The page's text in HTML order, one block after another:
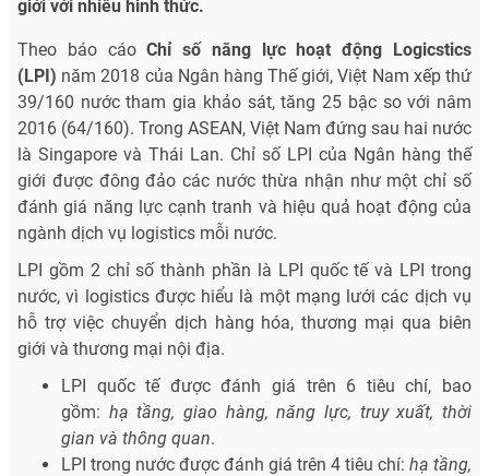
giới với nhiều hình thức.
Theo báo cáoChỉ số năng lực hoạt động Logicstics
(LPI) năm 2018 của Ngân hàng Thế giới, Việt Nam xếp thứ
39/160 nước tham gia khảo sát, tăng 25 bậc so với nâm
2016 (64/160). Trong ASEAN, Việt Nam đứng sau hai nước
là Singapore và Thái Lan. Chỉ số LPI của Ngân hàng thế
giới được đông đảo các nước thừa nhận như một chỉ số
đánh giá năng lực cạnh tranh và hiệu quả hoạt động của
ngành dịch vụ logistics mỗi nước.
LPI gồm 2 chỉ số thành phần là LPI quốc tế và LPI trong
nước, vì logistics được hiểu là một mạng lưới các dịch vụ
hỗ trợ việc chuyển dịch hàng hóa, thương mại qua biên
giới và thương mại nội địa.
LPI quốc tế được đánh giá trên 6 tiêu chí, bao
gồm: hạ tầng, giao hàng, năng lực, truy xuất, thời
gian và thông quan.
LPI trong nước được đánh giá trên 4 tiêu chí: hạ tầng,